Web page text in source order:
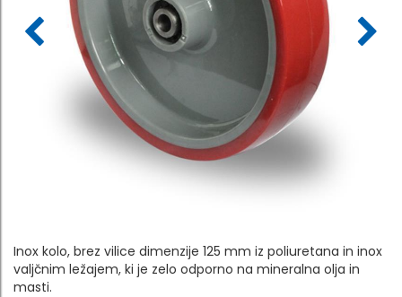
Inox kolo, brez vilice dimenzije 125 mm iz poliuretana in inox
valjčnim ležajem, ki je zelo odporno na mineralna olja in
masti.